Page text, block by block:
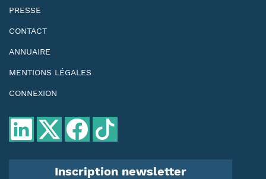
PRESSE
CONTACT
ANNUAIRE
MENTIONS LÉGALES
CONNEXION
Inscription newsletter